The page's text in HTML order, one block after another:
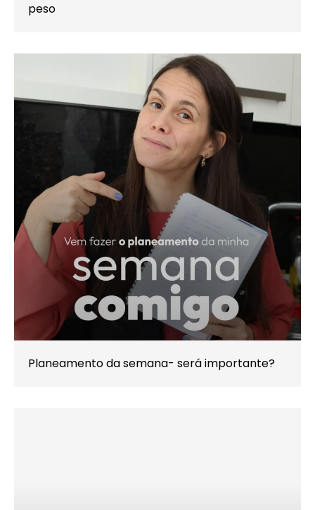
peso
Planeamento da semana- será importante?